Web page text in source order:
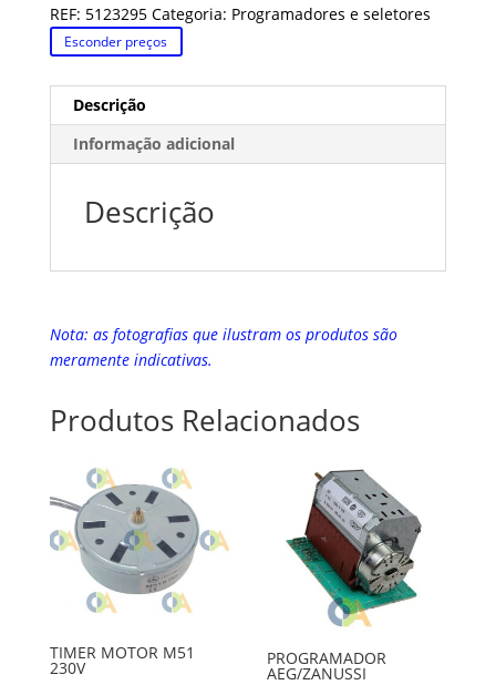
REF: 5123295 Categoria: Programadores e seletores
Esconder preços
Descrição
Informação adicional
Descrição
Nota: as fotografias que ilustram os produtos são
meramente indicativas.
Produtos Relacionados
TIMER MOTOR M51
230V
PROGRAMADOR
AEG/ZANUSSI